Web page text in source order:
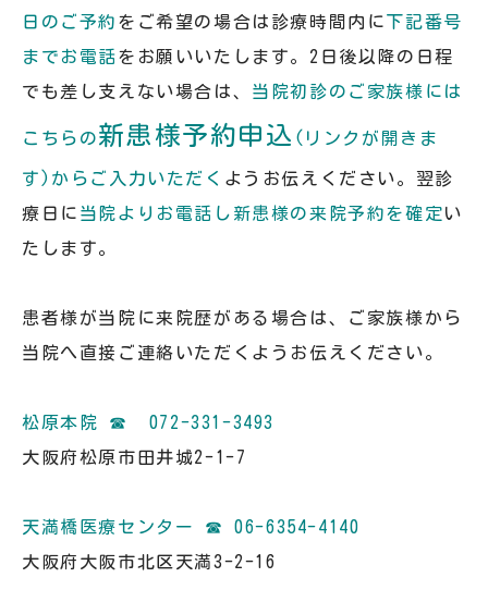
日のご予約 をご希望の場合は診療時間内に下記番号
までお電話をお願いいたします。2日後以降の日程
でも差し支えない場合は、 当院初診のご家族様には
こちらの新患様予約申込 (リンクが開きま
す) からご入力いただく ようお伝えください。翌診
療日に 当院よりお電話し新患様の来院予約を確定い
たします。
患者様が当院に来院歴がある場合は、ご家族様から
当院へ直接ご連絡いただくようお伝えください。
松原本院 ☎ 072-331-3493
大阪府松原市田井城2-1-7
天満橋医療センター ☎ 06-6354-4140
大阪府大阪市北区天満3-2-16